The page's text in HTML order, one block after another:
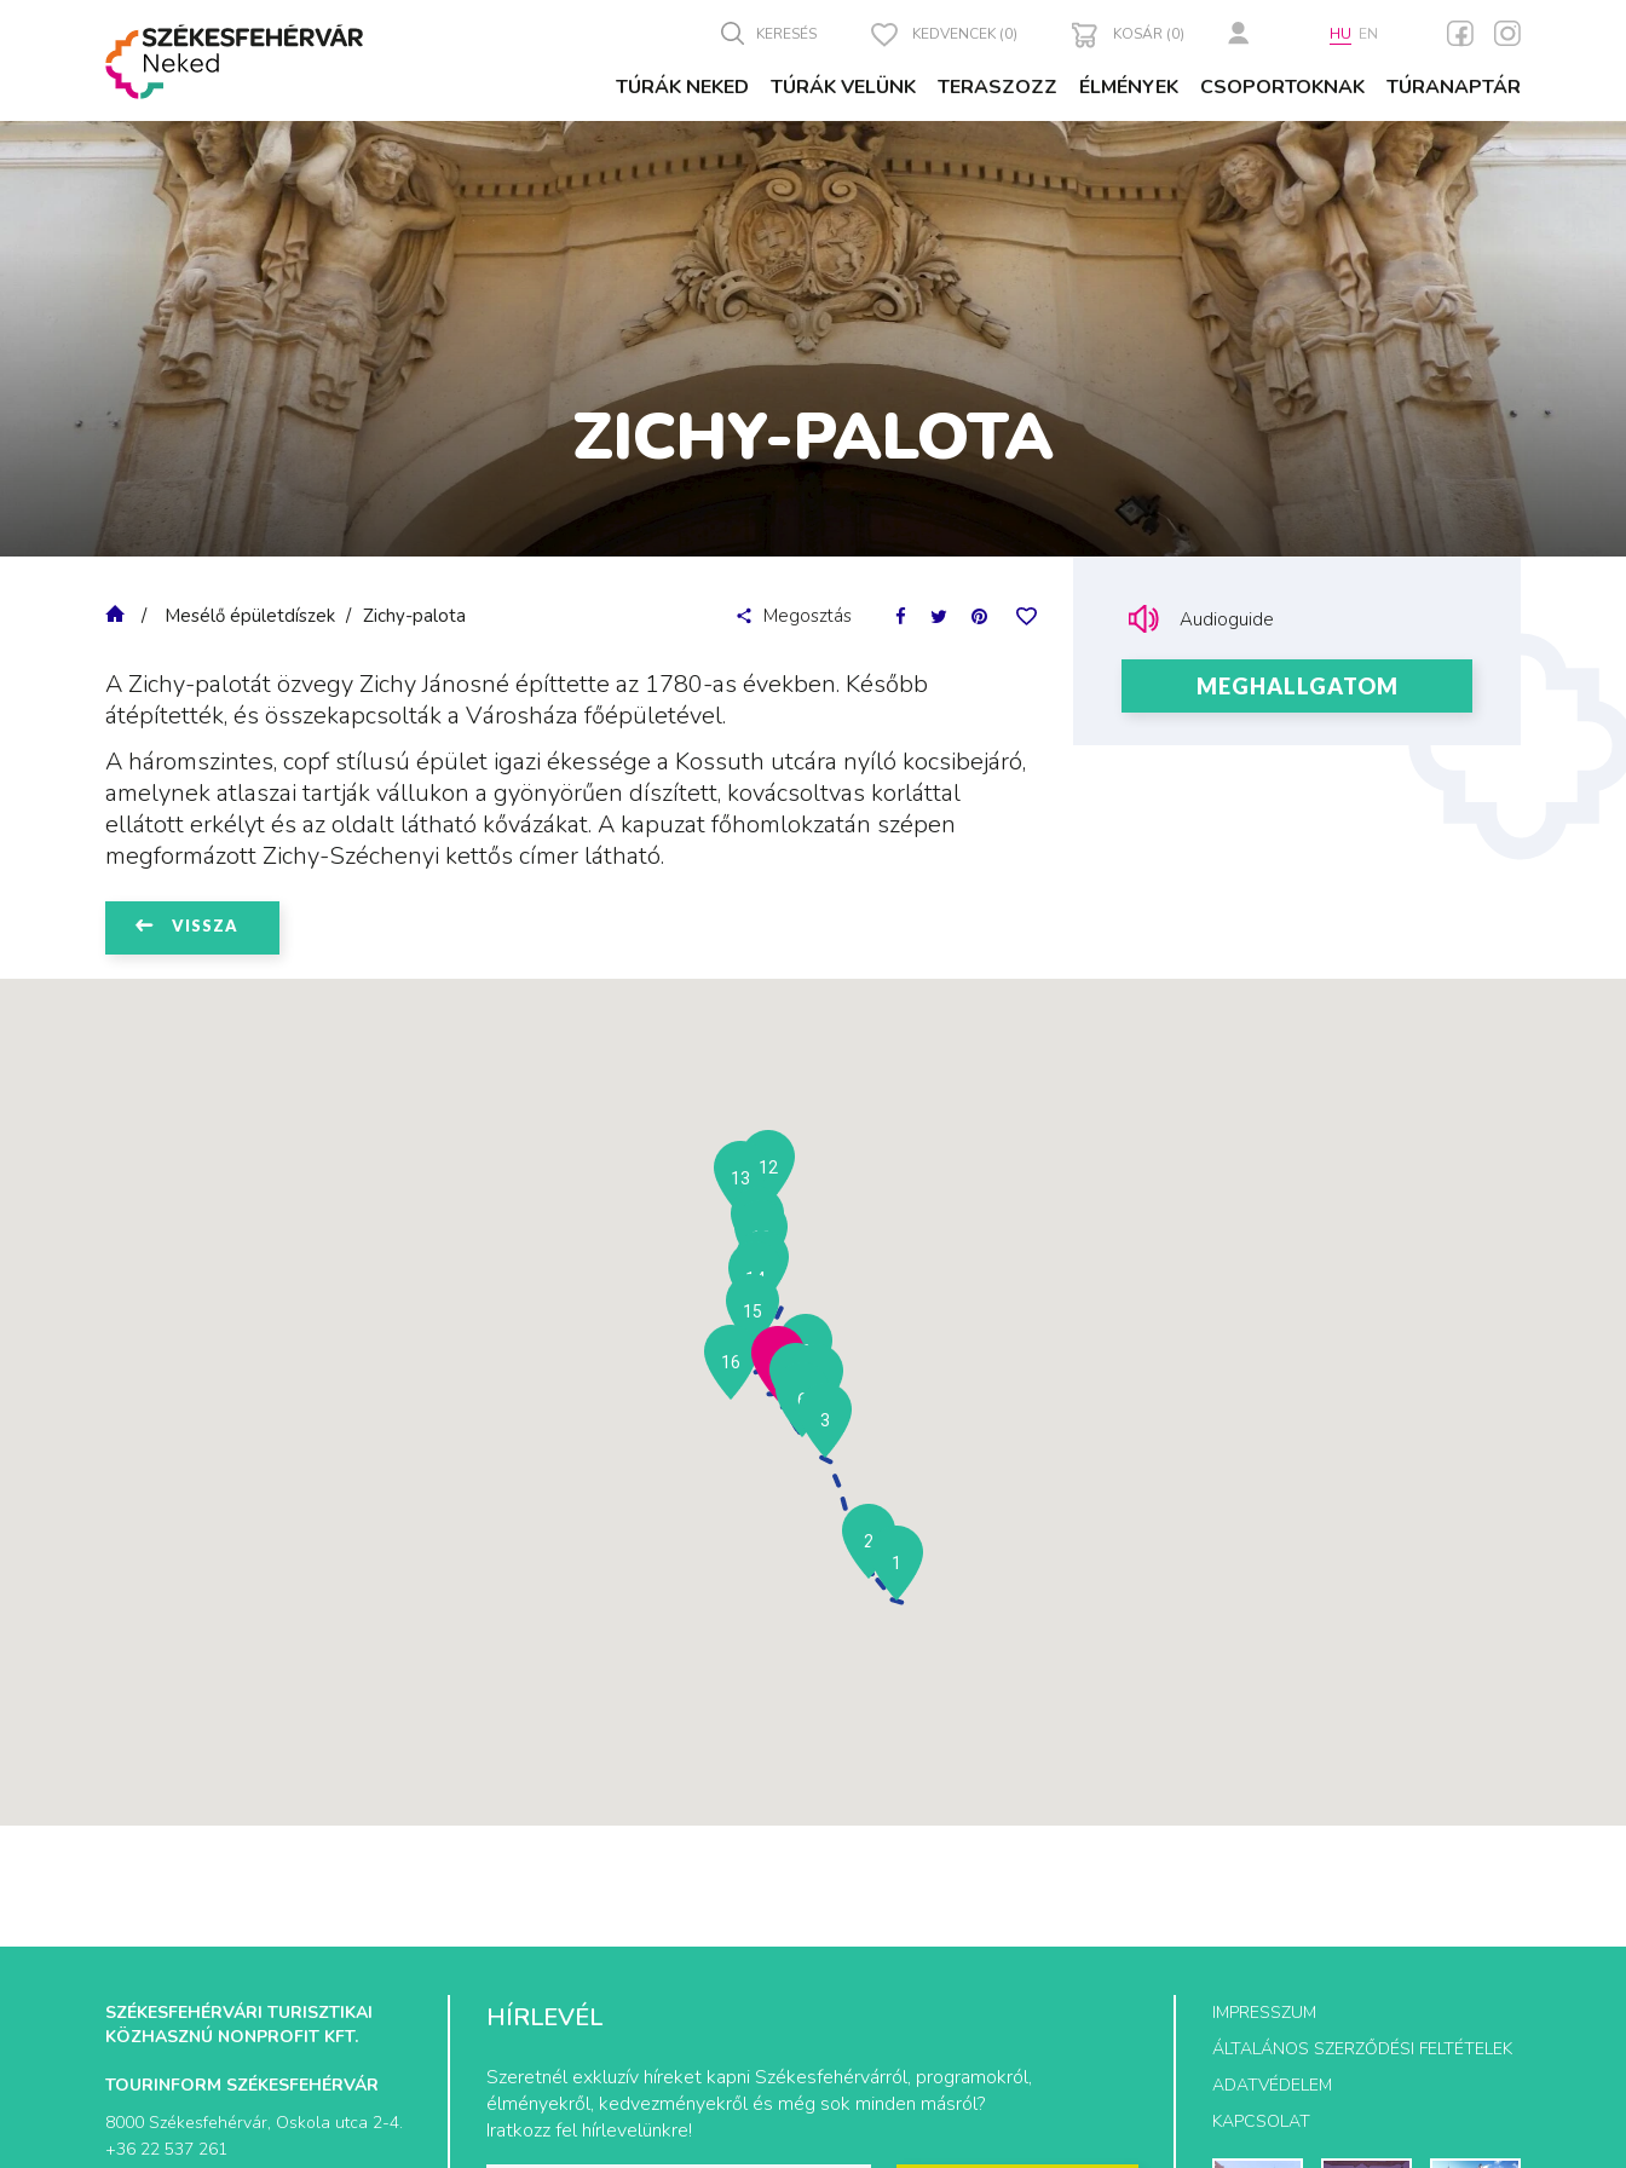
TÚRÁK NEKED TÚRÁK VELÜNK TERASZOZZ ÉLMÉNYEK CSOPORTOKNAK TÚRANAPTÁR
KERESÉS KEDVENCEK (0) KOSÁR (0) HU EN
ZICHY-PALOTA
Mesélő épületdíszek Zichy-palota Megosztás
A Zichy-palotát özvegy Zichy Jánosné építtette az 1780-as években. Később
átépítették, és összekapcsolták a Városháza főépületével.
A háromszintes, copf stílusú épület igazi ékessége a Kossuth utcára nyíló kocsibejáró,
amelynek atlaszai tartják vállukon a gyönyörűen díszített, kovácsoltvas korláttal
ellátott erkélyt és az oldalt látható kővázákat. A kapuzat főhomlokzatán szépen
megformázott Zichy-Széchenyi kettős címer látható.
VISSZA
Audioguide
MEGHALLGATOM
1
2
3
6
8
9
10
12
13
14
15
16
SZÉKESFEHÉRVÁRI TURISZTIKAI
KÖZHASZNÚ NONPROFIT KFT.
TOURINFORM SZÉKESFEHÉRVÁR
8000 Székesfehérvár, Oskola utca 2-4.
+36 22 537 261
HÍRLEVÉL
Szeretnél exkluzív híreket kapni Székesfehérvárról, programokról,
élményekről, kedvezményekről és még sok minden másról?
Iratkozz fel hírlevelünkre!
IMPRESSZUM
ÁLTALÁNOS SZERZŐDÉSI FELTÉTELEK
ADATVÉDELEM
KAPCSOLAT